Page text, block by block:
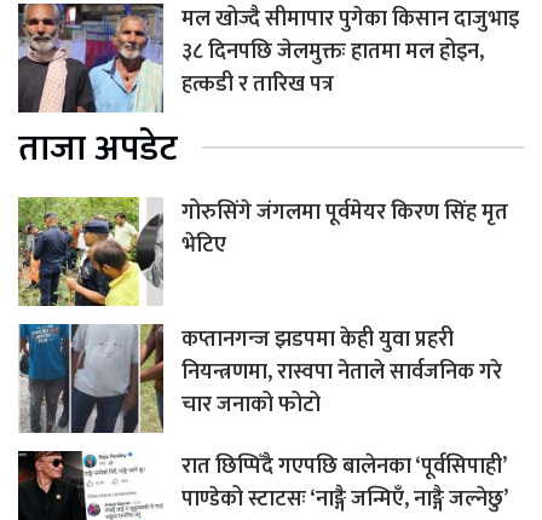
मल खोज्दै सीमापार पुगेका किसान दाजुभाइ
३८ दिनपछि जेलमुक्तः हातमा मल होइन,
हत्कडी र तारिख पत्र
ताजा अपडेट
गोरुसिंगे जंगलमा पूर्वमेयर किरण सिंह मृत
भेटिए
कप्तानगन्ज झडपमा केही युवा प्रहरी
नियन्त्रणमा, रास्वपा नेताले सार्वजनिक गरे
चार जनाको फोटो
रात छिप्पिँदै गएपछि बालेनका ‘पूर्वसिपाही’
पाण्डेको स्टाटसः ‘नाङ्गै जन्मिएँ, नाङ्गै जल्नेछु’